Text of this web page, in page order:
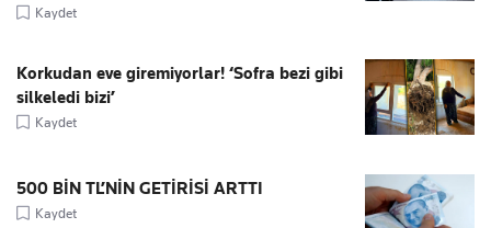
Kaydet
Korkudan eve giremiyorlar! ‘Sofra bezi gibi
silkeledi bizi’
Kaydet
500 BİN TL’NİN GETİRİSİ ARTTI
Kaydet